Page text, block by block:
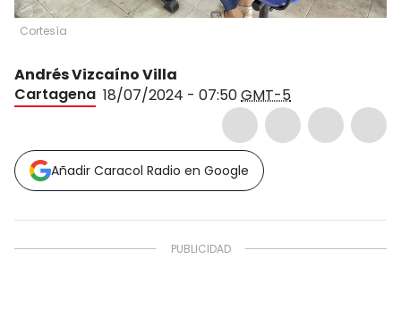
Cortesía
Andrés Vizcaíno Villa
Cartagena 18/07/2024 - 07:50GMT-5
Añadir Caracol Radio en Google